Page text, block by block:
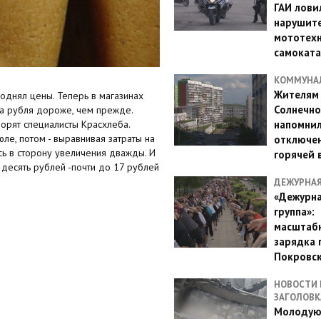
цены. Теперь в магазинах
рубля дороже, чем прежде.
специалисты Красхлеба.
потом - выравнивая затраты на
в сторону увеличения дважды. И
рублей -почти до 17 рублей
ГАИ
Жителям
горячей
группа»:
зарядка
НОВОСТИ